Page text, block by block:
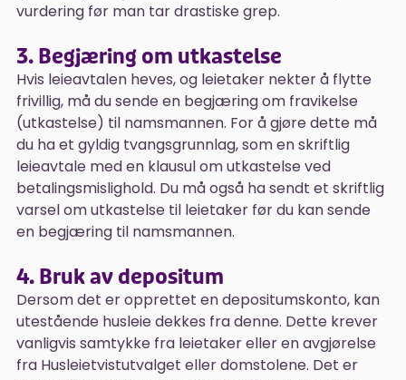
vurdering før man tar drastiske grep.
3. Begjæring om utkastelse
Hvis leieavtalen heves, og leietaker nekter å flytte
frivillig, må du sende en begjæring om fravikelse
(utkastelse) til namsmannen. For å gjøre dette må
du ha et gyldig tvangsgrunnlag, som en skriftlig
leieavtale med en klausul om utkastelse ved
betalingsmislighold. Du må også ha sendt et skriftlig
varsel om utkastelse til leietaker før du kan sende
en begjæring til namsmannen.
4. Bruk av depositum
Dersom det er opprettet en depositumskonto, kan
utestående husleie dekkes fra denne. Dette krever
vanligvis samtykke fra leietaker eller en avgjørelse
fra Husleietvistutvalget eller domstolene. Det er